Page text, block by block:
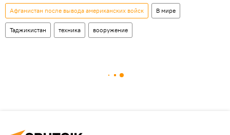
Афганистан после вывода американских войск В мире
Таджикистан техника вооружение